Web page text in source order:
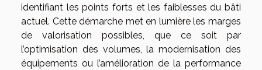
identifiant les points forts et les faiblesses du bâti
actuel. Cette démarche met en lumière les marges
de valorisation possibles, que ce soit par
l’optimisation des volumes, la modernisation des
équipements ou l’amélioration de la performance